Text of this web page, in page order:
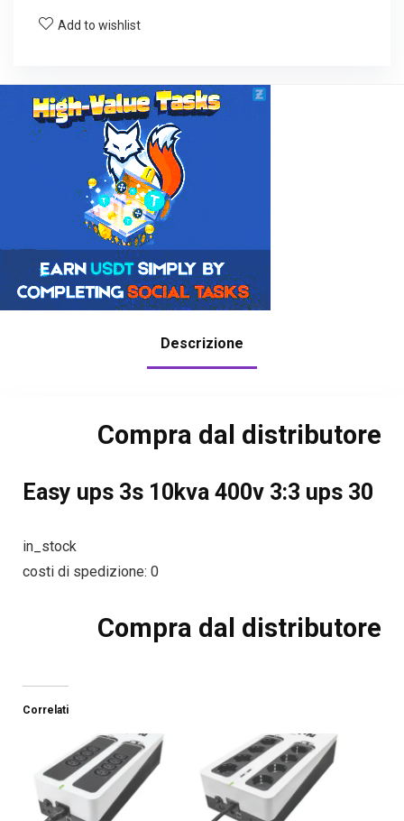
Add to wishlist
Descrizione
Compra dal distributore
Easy ups 3s 10kva 400v 3:3 ups 30
in_stock
costi di spedizione: 0
Compra dal distributore
Correlati